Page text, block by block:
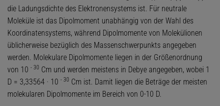
die Ladungsdichte des Elektronensystems ist. Für neutrale
Moleküle ist das Dipolmoment unabhängig von der Wahl des
Koordinatensystems, während Dipolmomente von Molekülionen
üblicherweise bezüglich des Massenschwerpunkts angegeben
werden. Molekulare Dipolmomente liegen in der Größenordnung
von 10 - 30 Cm und werden meistens in Debye angegeben, wobei 1
D = 3,33564 · 10 - 30 Cm ist. Damit liegen die Beträge der meisten
molekularen Dipolmomente im Bereich von 0-10 D.